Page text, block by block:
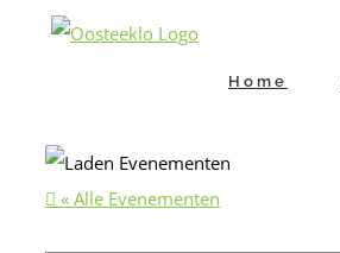
Home
« Alle Evenementen